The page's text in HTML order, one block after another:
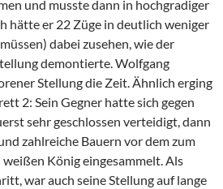
und musste dann in hochgradiger
hätte er 22 Züge in deutlich weniger
dabei zusehen, wie der
demontierte. Wolfgang
Stellung die Zeit. Ähnlich erging
2: Sein Gegner hatte sich gegen
sehr geschlossen verteidigt, dann
zahlreiche Bauern vor dem zum
König eingesammelt. Als
war auch seine Stellung auf lange